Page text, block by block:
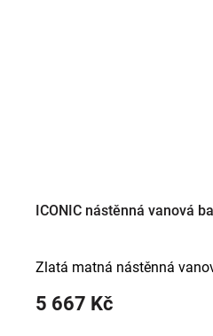
ICONIC nástěnná vanová
5 667 Kč
Zlatá matná nástěnná